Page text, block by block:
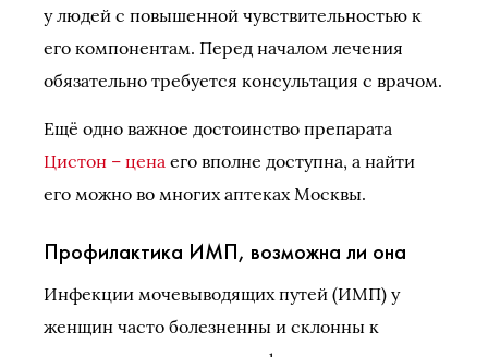
у людей с повышенной чувствительностью к
его компонентам. Перед началом лечения
обязательно требуется консультация с врачом.
Ещё одно важное достоинство препарата
Цистон – цена его вполне доступна, а найти
его можно во многих аптеках Москвы.
Профилактика ИМП, возможна ли она
Инфекции мочевыводящих путей (ИМП) у
женщин часто болезненны и склонны к